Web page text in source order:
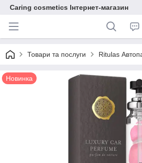
Caring cosmetics Інтернет-магазин
Товари та послуги Ritulas
Новинка